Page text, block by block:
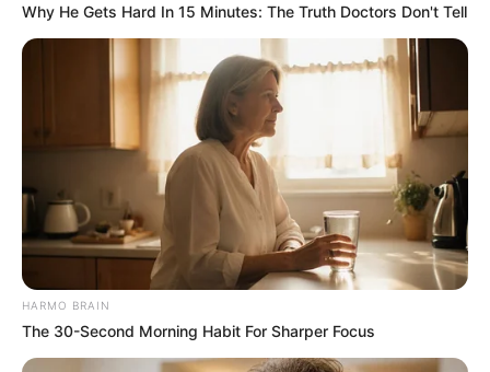
Why He Gets Hard In 15 Minutes: The Truth Doctors Don't Tell
HARMO BRAIN
The 30-Second Morning Habit For Sharper Focus